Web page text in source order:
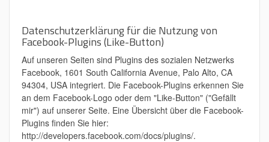
Datenschutzerklärung für die Nutzung von
Facebook-Plugins (Like-Button)
Auf unseren Seiten sind Plugins des sozialen Netzwerks
Facebook, 1601 South California Avenue, Palo Alto, CA
94304, USA integriert. Die Facebook-Plugins erkennen Sie
an dem Facebook-Logo oder dem "Like-Button" ("Gefällt
mir") auf unserer Seite. Eine Übersicht über die Facebook-
Plugins finden Sie hier:
http://developers.facebook.com/docs/plugins/.